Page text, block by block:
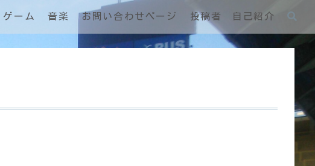
ゲーム 音楽 お問い合わせページ 投稿者 自己紹介